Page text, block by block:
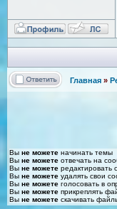
Главная »
Вы не можете начинать темы
Вы не можете отвечать на
Вы не можете редактировать
Вы не можете удалять свои
Вы не можете голосовать в
Вы не можете прикреплять
Вы не можете скачивать